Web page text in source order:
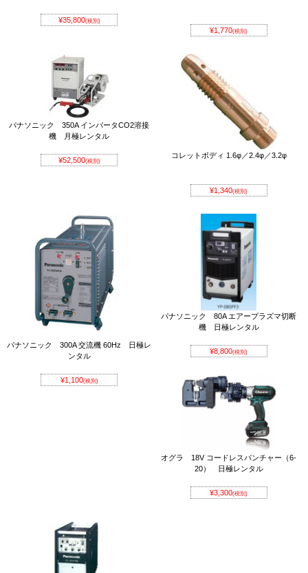
¥35,800(税別)
¥1,770(税別)
パナソニック 350A インバータCO2溶接
機 月極レンタル
¥52,500(税別)
コレットボディ 1.6φ／2.4φ／3.2φ
¥1,340(税別)
パナソニック 300A 交流機 60Hz 日極レ
ンタル
¥1,100(税別)
パナソニック 80A エアープラズマ切断
機 日極レンタル
¥8,800(税別)
オグラ 18V コードレスパンチャー（6-
20） 日極レンタル
¥3,300(税別)